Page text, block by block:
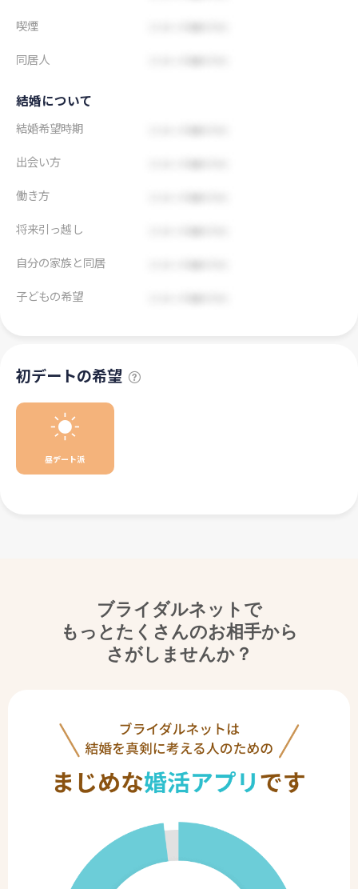
喫煙
同居人
結婚について
結婚希望時期
出会い方
働き方
将来引っ越し
自分の家族と同居
子どもの希望
初デートの希望
昼デート派
ブライダルネットで
もっとたくさんのお相手から
さがしませんか？